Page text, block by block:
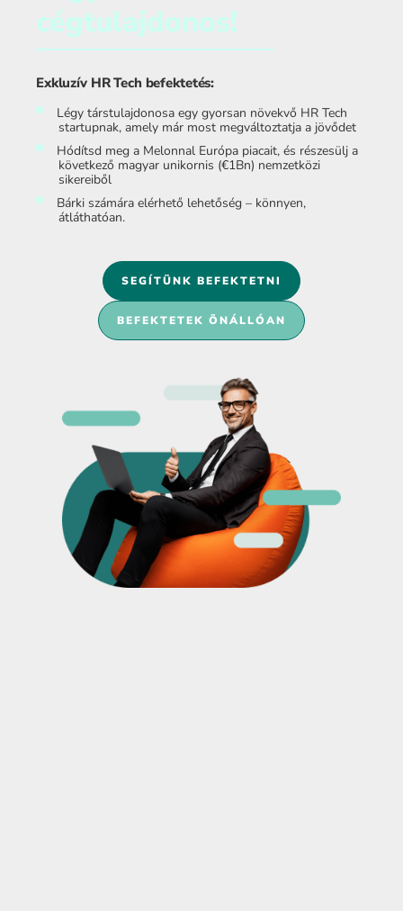
cégtulajdonos!
Exkluzív HR Tech befektetés:
Légy társtulajdonosa egy gyorsan növekvő HR Tech
startupnak, amely már most megváltoztatja a jövődet
Hódítsd meg a Melonnal Európa piacait, és részesülj a
következő magyar unikornis (€1Bn) nemzetközi
sikereiből
Bárki számára elérhető lehetőség – könnyen,
átláthatóan.
SEGÍTÜNK BEFEKTETNI
BEFEKTETEK ÖNÁLLÓAN